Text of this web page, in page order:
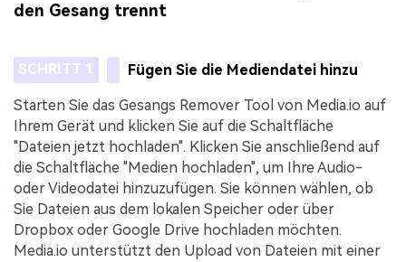
den Gesang trennt
SCHRITT 1 Fügen Sie die Mediendatei hinzu
Starten Sie das Gesangs Remover Tool von Media.io auf
Ihrem Gerät und klicken Sie auf die Schaltfläche
"Dateien jetzt hochladen". Klicken Sie anschließend auf
die Schaltfläche "Medien hochladen", um Ihre Audio-
oder Videodatei hinzuzufügen. Sie können wählen, ob
Sie Dateien aus dem lokalen Speicher oder über
Dropbox oder Google Drive hochladen möchten.
Media.io unterstützt den Upload von Dateien mit einer